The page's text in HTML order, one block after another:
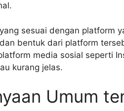
sesuai dengan platform
bentuk dari platform
media sosial seperti
kurang jelas.
Umum